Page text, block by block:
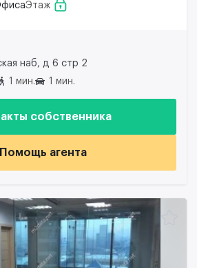
Этаж
наб, д 6 стр 2
1 мин. 1 мин.
собственника
Помощь агента